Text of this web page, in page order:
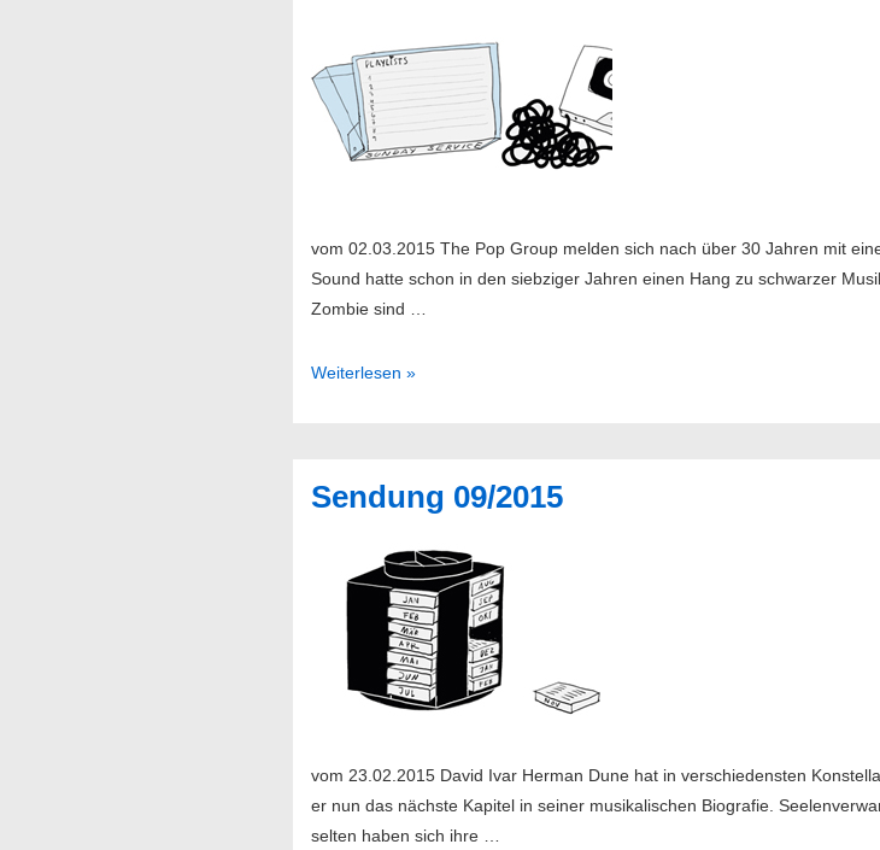
vom 02.03.2015 The Pop Group melden sich nach über 30 Jahren mit
Sound hatte schon in den siebziger Jahren einen Hang zu schwarzer
Zombie sind …
Sendung
Weiterlesen »
Sendung 09/2015
vom 23.02.2015 David Ivar Herman Dune hat in verschiedensten
er nun das nächste Kapitel in seiner musikalischen Biografie.
selten haben sich ihre …